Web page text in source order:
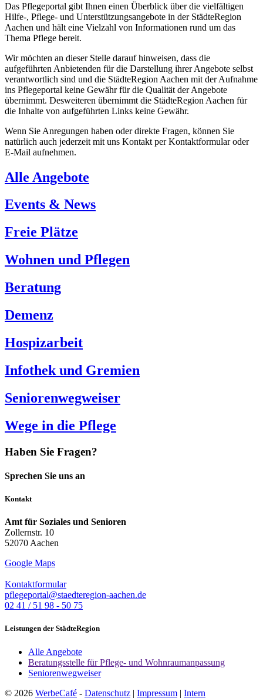
Das Pflegeportal gibt Ihnen einen Überblick über die vielfältigen
Hilfe-, Pflege- und Unterstützungsangebote in der StädteRegion
Aachen und hält eine Vielzahl von Informationen rund um das
Thema Pflege bereit.
Wir möchten an dieser Stelle darauf hinweisen, dass die
aufgeführten Anbietenden für die Darstellung ihrer Angebote selbst
verantwortlich sind und die StädteRegion Aachen mit der Aufnahme
ins Pflegeportal keine Gewähr für die Qualität der Angebote
übernimmt. Desweiteren übernimmt die StädteRegion Aachen für
die Inhalte von aufgeführten Links keine Gewähr.
Wenn Sie Anregungen haben oder direkte Fragen, können Sie
natürlich auch jederzeit mit uns Kontakt per Kontaktformular oder
E-Mail aufnehmen.
Alle Angebote
Events & News
Freie Plätze
Wohnen und Pflegen
Beratung
Demenz
Hospizarbeit
Infothek und Gremien
Seniorenwegweiser
Wege in die Pflege
Haben Sie Fragen?
Sprechen Sie uns an
Kontakt
Amt für Soziales und Senioren
Zollernstr. 10
52070 Aachen
Google Maps
Kontaktformular
pflegeportal@staedteregion-aachen.de
02 41 / 51 98 - 50 75
Leistungen der StädteRegion
Alle Angebote
Beratungsstelle für Pflege- und Wohnraumanpassung
Seniorenwegweiser
© 2026 WerbeCafé - Datenschutz | Impressum | Intern